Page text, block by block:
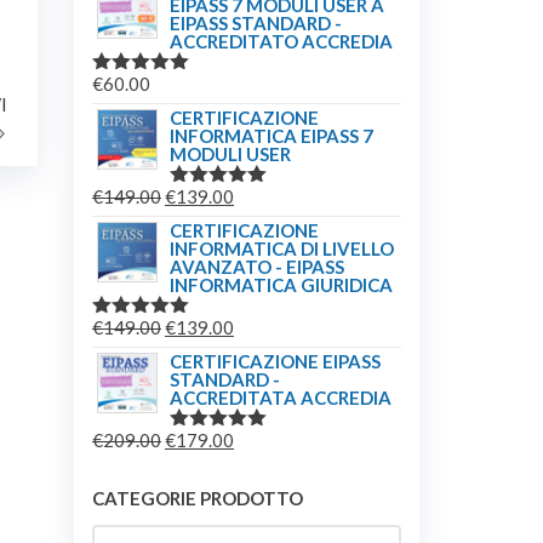
EIPASS 7 MODULI USER A
EIPASS STANDARD -
ACCREDITATO ACCREDIA
VALUTATO
5.00SU 5
€60.00
CERTIFICAZIONE
INFORMATICA EIPASS 7
MODULI USER
VALUTATO
€149.00IL
PREZZO
ORIGINALE
ERA:
€149.00.
€139.00
PREZZO
ATTUALE
È:
CERTIFICAZIONE
INFORMATICA DI LIVELLO
AVANZATO - EIPASS
INFORMATICA GIURIDICA
VALUTATO
5.00SU 5
€149.00IL
PREZZO
ORIGINALE
ERA:
€149.00.
€139.00
PREZZO
ATTUALE
È:
CERTIFICAZIONE EIPASS
STANDARD -
ACCREDITATA ACCREDIA
VALUTATO
€209.00IL
ORIGINALE
ERA:
€179.00
ATTUALE
È:
CATEGORIE PRODOTTO